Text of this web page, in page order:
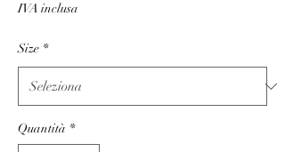
IVA inclusa
Size *
Quantità *